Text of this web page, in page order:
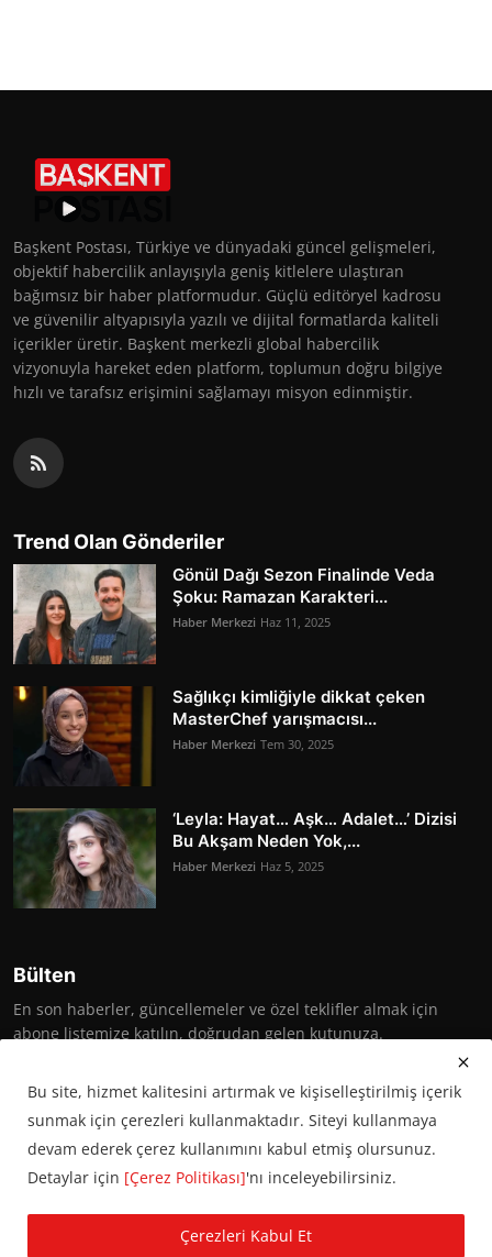
Başkent Postası, Türkiye ve dünyadaki güncel gelişmeleri,
objektif habercilik anlayışıyla geniş kitlelere ulaştıran
bağımsız bir haber platformudur. Güçlü editöryel kadrosu
ve güvenilir altyapısıyla yazılı ve dijital formatlarda kaliteli
içerikler üretir. Başkent merkezli global habercilik
vizyonuyla hareket eden platform, toplumun doğru bilgiye
hızlı ve tarafsız erişimini sağlamayı misyon edinmiştir.
Trend Olan Gönderiler
Gönül Dağı Sezon Finalinde Veda
Şoku: Ramazan Karakteri...
Haber Merkezi Haz 11, 2025
Sağlıkçı kimliğiyle dikkat çeken
MasterChef yarışmacısı...
Haber Merkezi Tem 30, 2025
‘Leyla: Hayat… Aşk… Adalet…’ Dizisi
Bu Akşam Neden Yok,...
Haber Merkezi Haz 5, 2025
Bülten
En son haberler, güncellemeler ve özel teklifler almak için
abone listemize katılın, doğrudan gelen kutunuza.
Abone Ol
KVKK Aydınlatma Metni
Bu site, hizmet kalitesini artırmak ve kişiselleştirilmiş içerik
sunmak için çerezleri kullanmaktadır. Siteyi kullanmaya
devam ederek çerez kullanımını kabul etmiş olursunuz.
Detaylar için [Çerez Politikası]'nı inceleyebilirsiniz.
Çerezleri Kabul Et